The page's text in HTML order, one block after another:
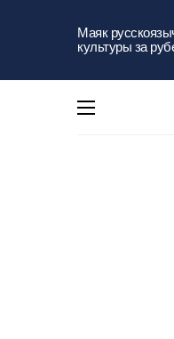
Маяк
культуры за